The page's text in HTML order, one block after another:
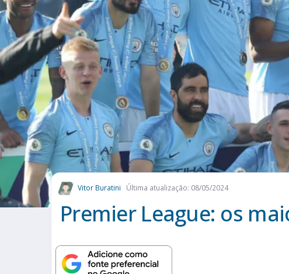
Vitor Buratini Última atualização: 08/05/2024
Premier League: os